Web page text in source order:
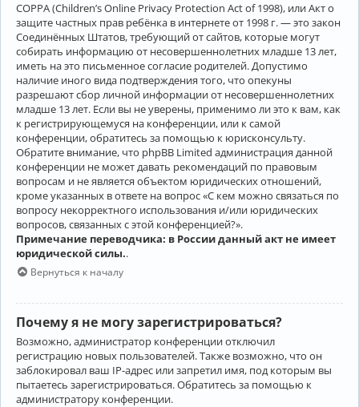
COPPA (Children’s Online Privacy Protection Act of 1998), или Акт о
защите частных прав ребёнка в интернете от 1998 г. — это закон
Соединённых Штатов, требующий от сайтов, которые могут
собирать информацию от несовершеннолетних младше 13 лет,
иметь на это письменное согласие родителей. Допустимо
наличие иного вида подтверждения того, что опекуны
разрешают сбор личной информации от несовершеннолетних
младше 13 лет. Если вы не уверены, применимо ли это к вам, как
к регистрирующемуся на конференции, или к самой
конференции, обратитесь за помощью к юрисконсульту.
Обратите внимание, что phpBB Limited администрация данной
конференции не может давать рекомендаций по правовым
вопросам и не является объектом юридических отношений,
кроме указанных в ответе на вопрос «С кем можно связаться по
вопросу некорректного использования и/или юридических
вопросов, связанных с этой конференцией?».
Примечание переводчика: в России данный акт не имеет
юридической силы..
Вернуться к началу
Почему я не могу зарегистрироваться?
Возможно, администратор конференции отключил
регистрацию новых пользователей. Также возможно, что он
заблокировал ваш IP-адрес или запретил имя, под которым вы
пытаетесь зарегистрироваться. Обратитесь за помощью к
администратору конференции.